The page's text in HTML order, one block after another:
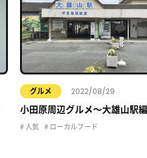
グルメ 2022/08/29
小田原周辺グルメ〜大雄山駅
人気 ローカルフード